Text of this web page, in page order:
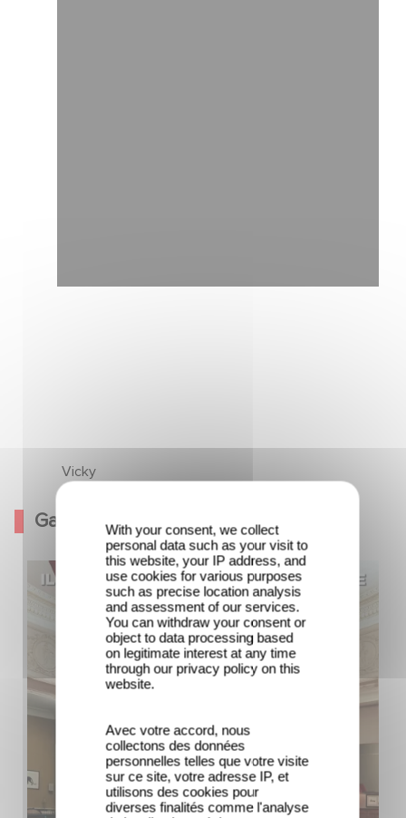
Vicky
Galería
With your consent, we collect
personal data such as your visit to
this website, your IP address, and
use cookies for various purposes
such as precise location analysis
and assessment of our services.
You can withdraw your consent or
object to data processing based
on legitimate interest at any time
through our privacy policy on this
website.
Avec votre accord, nous
collectons des données
personnelles telles que votre visite
sur ce site, votre adresse IP, et
utilisons des cookies pour
diverses finalités comme l'analyse